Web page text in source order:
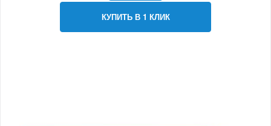
КУПИТЬ В 1 КЛИК